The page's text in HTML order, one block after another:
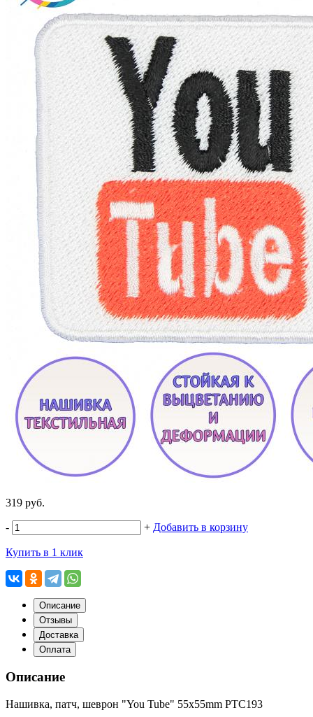
319 руб.
- + Добавить в корзину
Купить в 1 клик
Описание
Отзывы
Доставка
Оплата
Описание
Нашивка, патч, шеврон "You Tube" 55x55mm PTC193